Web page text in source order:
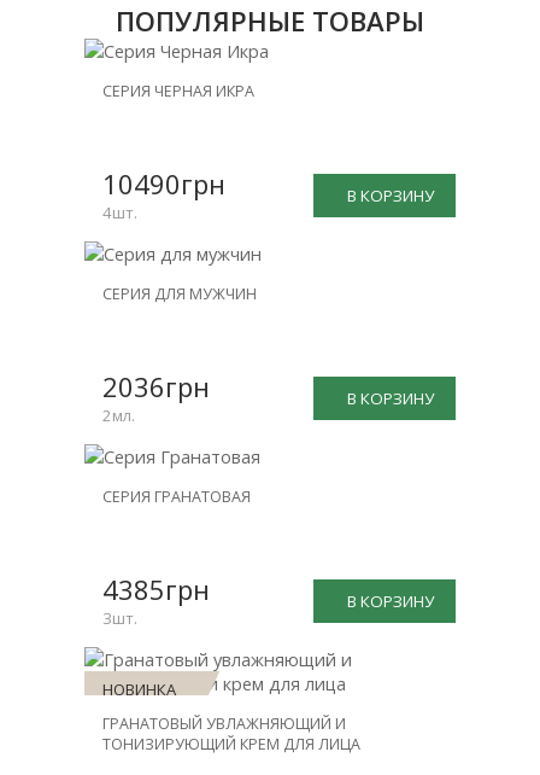
ПОПУЛЯРНЫЕ ТОВАРЫ
НОВИНКА
-25%
СЕРИЯ ЧЕРНАЯ ИКРА
В КОРЗИНУ
10490грн
4шт.
НОВИНКА
-15%
СЕРИЯ ДЛЯ МУЖЧИН
В КОРЗИНУ
2036грн
2мл.
НОВИНКА
-20%
СЕРИЯ ГРАНАТОВАЯ
В КОРЗИНУ
4385грн
3шт.
НОВИНКА
ГРАНАТОВЫЙ УВЛАЖНЯЮЩИЙ И
ТОНИЗИРУЮЩИЙ КРЕМ ДЛЯ ЛИЦА